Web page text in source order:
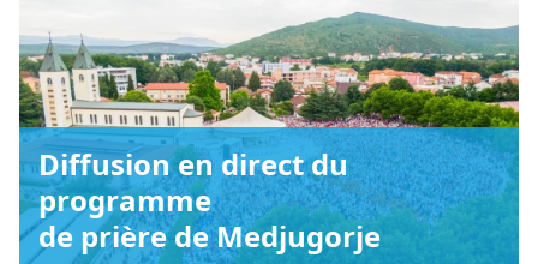
Diffusion en direct du
programme
de prière de Medjugorje